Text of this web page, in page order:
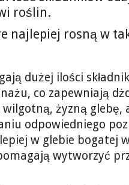
roślin.
najlepiej rosną w
dużej ilości
co zapewniają
żyzną glebę,
odpowiedniego
w glebie bogatej
wytworzyć